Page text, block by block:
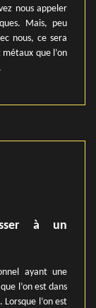
nous appeler
Mais, peu
nous, ce sera
que l’on
à un
ayant une
l’on est dans
l’on est